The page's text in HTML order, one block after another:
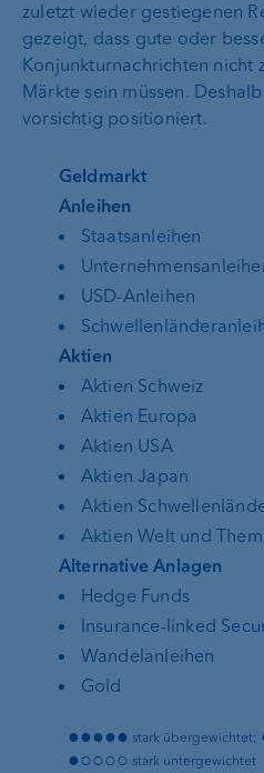
zuletzt wieder gestiegenen
gezeigt, dass gute oder
Konjunkturnachrichten nicht
Märkte sein müssen.
vorsichtig positioniert.
Geldmarkt
Anleihen
Staatsanleihen
USD-Anleihen
Aktien
Aktien Schweiz
Aktien Europa
Aktien USA
Aktien Japan
Aktien
Aktien Welt und
Alternative Anlagen
Hedge Funds
Insurance-linked
Wandelanleihen
Gold
●●●●● stark übergewichtet;
●○○○○ stark untergewichtet